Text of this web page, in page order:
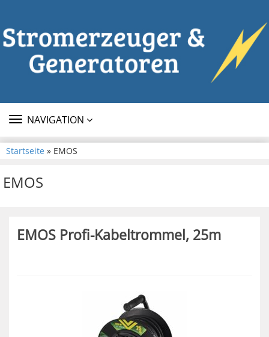
TOGGLE
NAVIGATION
Startseite » EMOS
EMOS
EMOS Profi-Kabeltrommel, 25m